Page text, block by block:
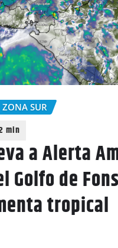
ZONA SUR
a Alerta
Golfo de
tropical